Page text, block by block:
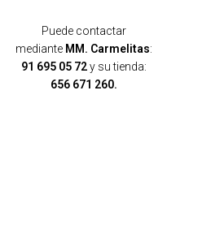
Puede contactar
medianteMM. Carmelitas:
91 695 05 72y su tienda:
656 671 260.